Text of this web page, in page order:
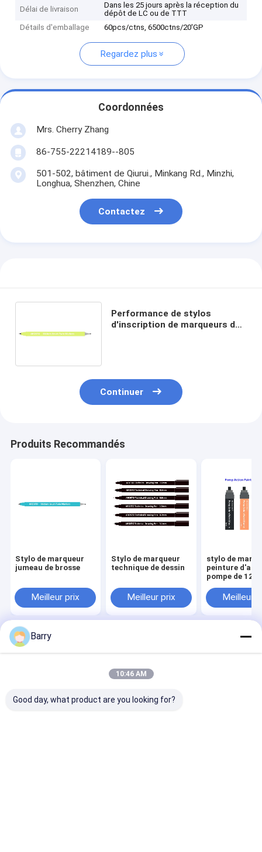
Délai de livraison
Dans les 25 jours après la réception du
dépôt de LC ou de TTT
Détails d'emballage
60pcs/ctns, 6500ctns/20'GP
Regardez plus
Coordonnées
Mrs. Cherry Zhang
86-755-22214189--805
501-502, bâtiment de Qiurui., Minkang Rd., Minzhi,
Longhua, Shenzhen, Chine
Contactez
Performance de stylos
d'inscription de marqueurs de
Continuer
Produits Recommandés
Stylo de marqueur
jumeau de brosse
Meilleur prix
Stylo de marqueur
technique de dessin
Meilleur prix
stylo de
peinture
pompe de
Meilleur
Plan du site
Politique de confidentialité
peinture de jet de tissuUsine De Chine.Copyright © 2026
Aristo Industries Corporation Limited. All Rights Reserved.
Barry
10:46 AM
Good day, what product are you looking for?